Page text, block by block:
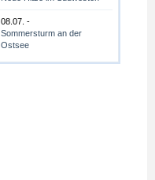
08.07. -
Sommersturm an der
Ostsee